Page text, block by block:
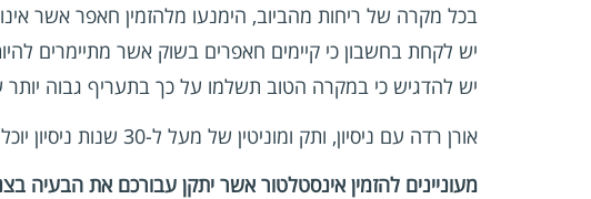
בכל מקרה של ריחות מהביוב, הימנעו מלהזמין חאפר אשר
יש לקחת בחשבון כי קיימים חאפרים בשוק אשר מתיימרים
יש להדגיש כי במקרה הטוב תשלמו על כך בתעריף גבוה יותר
אורן רדה עם ניסיון, ותק ומוניטין של מעל ל-30 שנות ניסיון יוכל לספק עבורכם שירות מקצועי ומהיר גם במקרים דחופים, 24 שעות ביממה.
מעוניינים להזמין אינסטלטור אשר יתקן עבורכם את הבעיה